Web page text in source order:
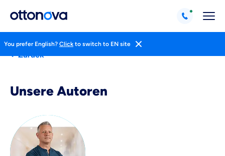
You prefer English? Click to switch to EN site
Zurück
Unsere Autoren